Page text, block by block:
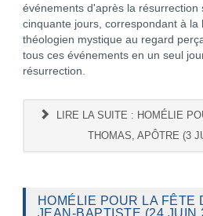
événements d'après la résurrection
cinquante jours, correspondant à la
théologien mystique au regard
tous ces événements en un seul
résurrection.
LIRE LA SUITE : HOMÉLIE
THOMAS, APÔTRE (3
HOMÉLIE POUR LA FÊTE
JEAN-BAPTISTE (24 JUIN